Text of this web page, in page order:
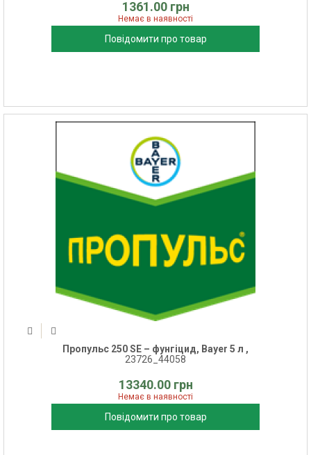
1361.00 грн
Немає в наявності
Повідомити про товар
Пропульс 250 SE – фунгіцид, Bayer 5 л ,
23726_44058
13340.00 грн
Немає в наявності
Повідомити про товар